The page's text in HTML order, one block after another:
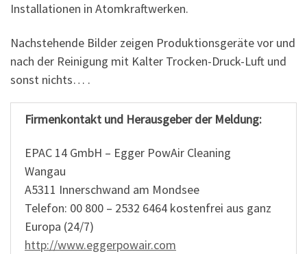
Installationen in Atomkraftwerken.
Nachstehende Bilder zeigen Produktionsgeräte vor und
nach der Reinigung mit Kalter Trocken-Druck-Luft und
sonst nichts… .
Firmenkontakt und Herausgeber der Meldung:
EPAC 14 GmbH – Egger PowAir Cleaning
Wangau
A5311 Innerschwand am Mondsee
Telefon: 00 800 – 2532 6464 kostenfrei aus ganz
Europa (24/7)
http://www.eggerpowair.com